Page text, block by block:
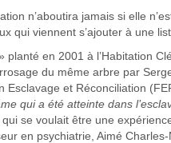
n’aboutira jamais si elle
qui viennent s’ajouter à une
en 2001 à l’Habitation
du même arbre par
et Réconciliation
qui a été atteinte dans
se voulait être une
en psychiatrie, Aimé